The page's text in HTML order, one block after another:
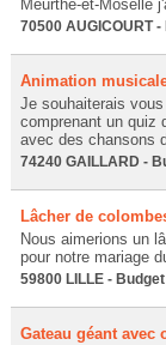
Meurthe-et-Moselle
70500 AUGICOURT
Animation
Je souhaiterais
comprenant un quiz
avec des chansons
74240 GAILLARD -
Lâcher de
Nous aimerions un
pour notre mariage
59800 LILLE -
Gateau géant avec